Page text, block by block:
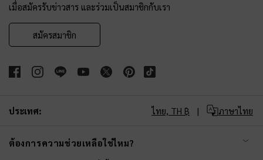
เมื่อสมัครรับข่าวสาร และร่วมเป็นสมาชิกกับเรา
สมัครสมาชิก
ประเทศ: ไทย, TH ฿ ภาษาไทย
ต้องการความช่วยเหลือใช่ไหม?